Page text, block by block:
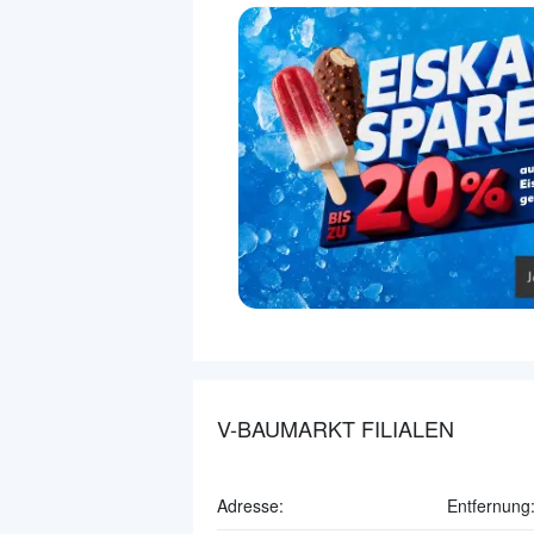
V-BAUMARKT FILIALEN
Adresse: Entfernung: